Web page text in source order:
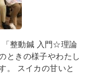
整動鍼 入門☆理論
ときの様子やわたし
。 スイカの甘いと